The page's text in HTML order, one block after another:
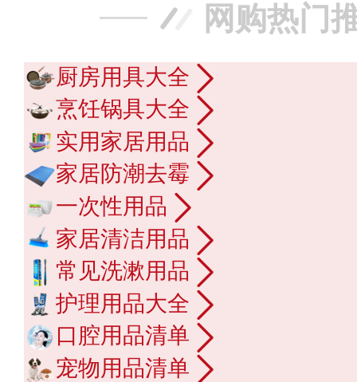
网购热门
厨房用具大全
烹饪锅具大全
实用家居用品
家居防潮去霉
一次性用品
家居清洁用品
常见洗漱用品
护理用品大全
口腔用品清单
宠物用品清单